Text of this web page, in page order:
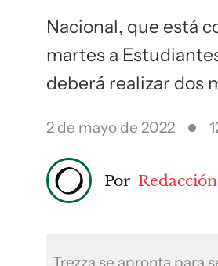
Nacional, que está
martes a
deberá realizar dos
2 de mayo de 2022
Por Redacción